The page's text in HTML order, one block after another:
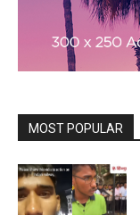
MOST POPULAR